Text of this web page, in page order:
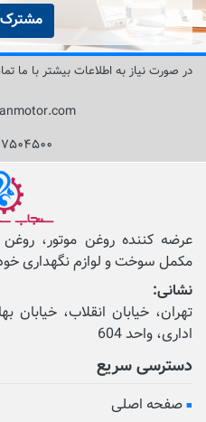
در صورت نیاز به اطلاعات بیشتر با ما
۰۲۱
عرضه کننده روغن موتور،
مکمل‌ سوخت و لوازم نگهداری
نشانی:
تهران، خیابان انقلاب، خیابان
اداری، واحد 604
دسترسی سریع
صفحه اصلی